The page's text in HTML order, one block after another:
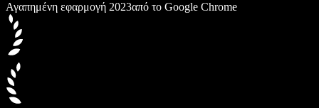
Αγαπημένη εφαρμογή 2023από το Google Chrome